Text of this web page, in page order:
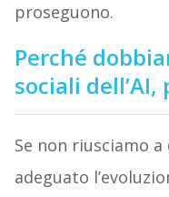
proseguono.
Perché
sociali
Se non riusciamo
adeguato